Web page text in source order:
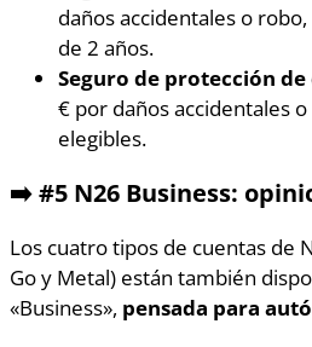
daños accidentales o
de 2 años.
Seguro de protección
€ por daños accidentales
elegibles.
➡️ #5 N26 Business:
Los cuatro tipos de cuentas de
Go y Metal) están también
«Business», pensada para